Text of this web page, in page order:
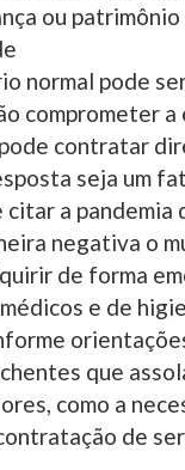
ou patrimônio
normal pode
comprometer
contratar
seja um
citar a
negativa o
de forma
e de
que
como a
de